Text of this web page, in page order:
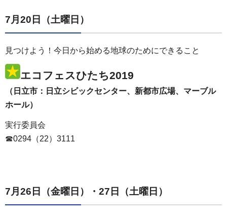
7月20日（土曜日）
見つけよう！今日から始める地球のためにできること
エコフェスひたち2019
（日立市：日立シビックセンター、新都市広場、マーブル
ホール）
実行委員会
☎0294（22）3111
7月26日（金曜日）・27日（土曜日）